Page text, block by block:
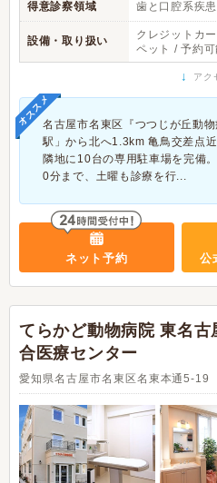
得意診察領域 歯と口腔系疾
設備・取り扱い
クレジットカ
ペット / 予約
↓ ア
オススメ名古屋市名東区『つつじが丘動
駅」から北へ1.3km 亀鳥交差点
隣地に10台の専用駐車場を完備
0分まで、土曜も診療を行...
ネット予約 公
てらかど動物病院 東名古
合医療センター
愛知県名古屋市名東区名東本通5-19